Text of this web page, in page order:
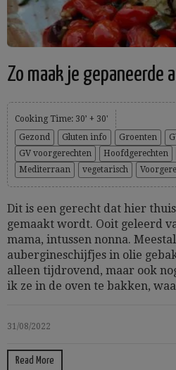
Zo maak je gepaneerde
Cooking Time: 30’ + 30'
Gezond
Gluten info Groenten
GV voorgerechten
Hoofdgerechten
Mediterraan
vegetarisch
Dit is een gerecht dat hier
gemaakt wordt. Ooit geleerd
mama, intussen nonna.
aubergineschijfjes in olie
alleen tijdrovend, maar ook
ik ze in de oven te bakken,
31/08/2022
Read More